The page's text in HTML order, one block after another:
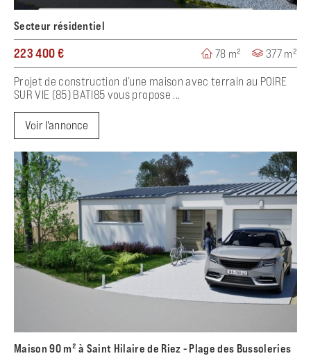
Secteur résidentiel
223 400 € 78 m² 377 m²
Projet de construction d’une maison avec terrain au POIRE
SUR VIE (85) BATI85 vous propose ...
Voir l'annonce
Maison 90 m² à Saint Hilaire de Riez - Plage des Bussoleries